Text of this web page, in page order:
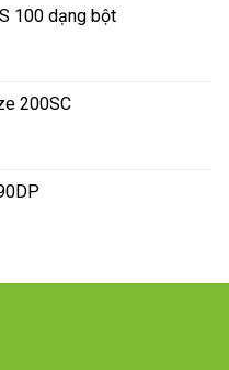
100 dạng bột
200SC